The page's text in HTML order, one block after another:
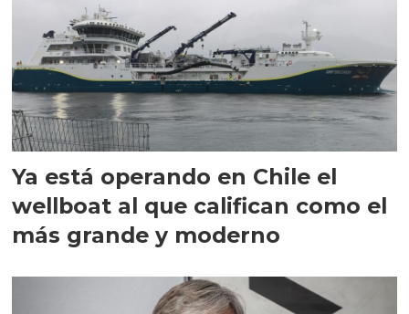
Ya está operando en Chile el
wellboat al que califican como el
más grande y moderno